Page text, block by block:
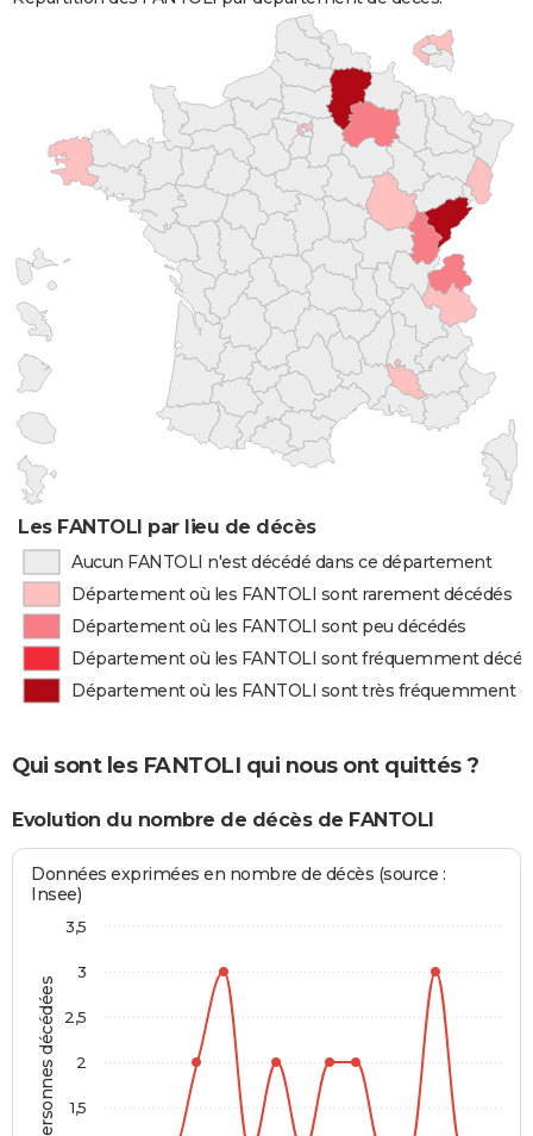
Les FANTOLI par lieu de décès
Aucun FANTOLI n'est décédé dans ce département
Département où les FANTOLI sont rarement décédés
Département où les FANTOLI sont peu décédés
Département où les FANTOLI sont fréquemment
Département où les FANTOLI sont très fréquemment
Qui sont les FANTOLI qui nous ont quittés ?
Evolution du nombre de décès de FANTOLI
Personnes décédées
Données exprimées en nombre de décès (source :
Insee)
1,5
2
2,5
3
3,5